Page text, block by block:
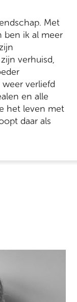
Met
ben ik al meer
verhuisd,
verliefd
en alle
het leven met
daar als